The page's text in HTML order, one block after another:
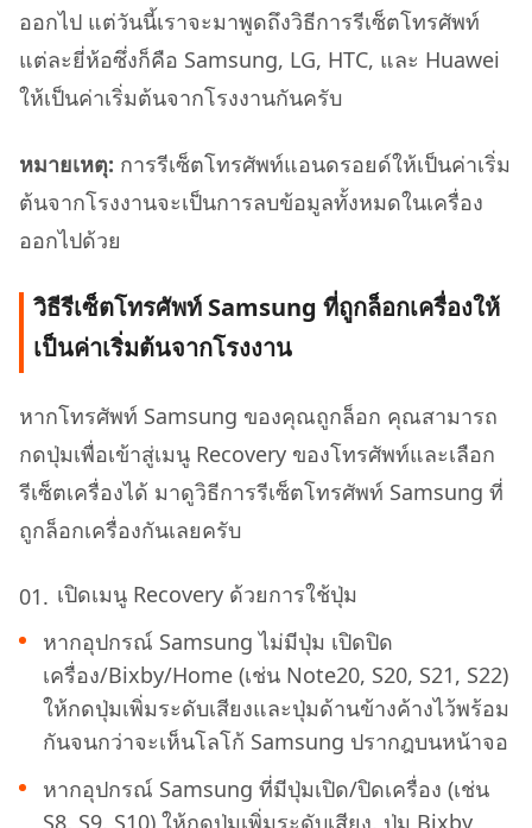
ออกไป แต่วันนี้เราจะมาพูดถึงวิธีการรีเซ็ตโทรศัพท์
แต่ละยี่ห้อซึ่งก็คือ Samsung, LG, HTC, และ Huawei
ให้เป็นค่าเริ่มต้นจากโรงงานกันครับ
หมายเหตุ: การรีเซ็ตโทรศัพท์แอนดรอยด์ให้เป็นค่าเริ่ม
ต้นจากโรงงานจะเป็นการลบข้อมูลทั้งหมดในเครื่อง
ออกไปด้วย
วิธีรีเซ็ตโทรศัพท์ Samsung ที่ถูกล็อกเครื่องให้
เป็นค่าเริ่มต้นจากโรงงาน
หากโทรศัพท์ Samsung ของคุณถูกล็อก คุณสามารถ
กดปุ่มเพื่อเข้าสู่เมนู Recovery ของโทรศัพท์และเลือก
รีเซ็ตเครื่องได้ มาดูวิธีการรีเซ็ตโทรศัพท์ Samsung ที่
ถูกล็อกเครื่องกันเลยครับ
เปิดเมนู Recovery ด้วยการใช้ปุ่ม
หากอุปกรณ์ Samsung ไม่มีปุ่ม เปิดปิด
เครื่อง/Bixby/Home (เช่น Note20, S20, S21, S22)
ให้กดปุ่มเพิ่มระดับเสียงและปุ่มด้านข้างค้างไว้พร้อม
กันจนกว่าจะเห็นโลโก้ Samsung ปรากฎบนหน้าจอ
หากอุปกรณ์ Samsung ที่มีปุ่มเปิด/ปิดเครื่อง (เช่น
S8, S9, S10) ให้กดปุ่มเพิ่มระดับเสียง, ปุ่ม Bixby